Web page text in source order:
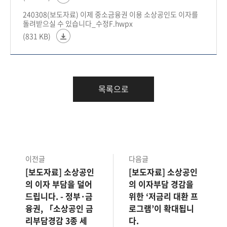
240308(보도자료) 이제 중소금융권 이용 소상공인도 이자를
돌려받으실 수 있습니다_수정F.hwpx
(831 KB)
목록으로
이전글
[보도자료] 소상공인
의 이자 부담을 덜어
드립니다. - 정부·금
융권, 「소상공인 금
리부담경감 3종 세
다음글
[보도자료] 소상공인
의 이자부담 경감을
위한 ‘저금리 대환 프
로그램’이 확대됩니
다.